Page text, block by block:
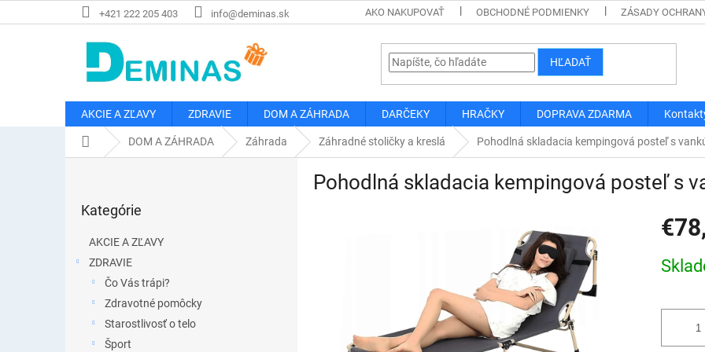
na
+421 222 205 403 info@deminas.sk AKO NAKUPOVAŤ OBCHODNÉ PODMIENKY ZÁSADY
HĽADAŤ
AKCIE A ZĽAVY ZDRAVIE DOM A ZÁHRADA DARČEKY HRAČKY DOPRAVA ZDARMA
DomovDOM A ZÁHRADA Záhrada Záhradné stoličky a kreslá Pohodlná skladacia kempingová posteľ s
kategórie
Kategórie
AKCIE A ZĽAVY
ZDRAVIE
Čo Vás trápi?
Zdravotné pomôcky
Starostlivosť o telo
Šport
Pohodlná skladacia kempingová posteľ s
cena: